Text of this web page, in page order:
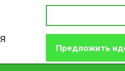
Предложить